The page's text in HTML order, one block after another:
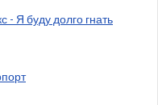
- Я буду долго гнать